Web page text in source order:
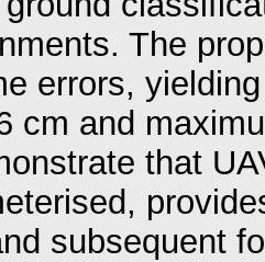
The
errors,
cm and
that
subsequent